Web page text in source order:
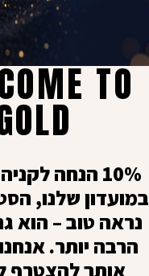
אנחנו במדיה
TO
10% הנחה לקניה ראשונה!
במועדון שלנו,
נראה טוב – הוא
הרבה יותר.
אותך להצטרף